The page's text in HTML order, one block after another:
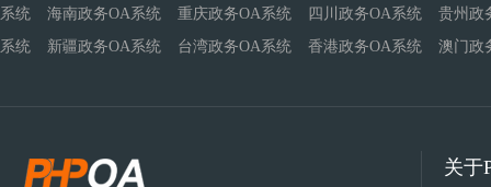
系统 海南政务OA系统 重庆政务OA系统 四川政务OA系统
贵州政
系统
新疆政务OA系统 台湾政务OA系统 香港政务OA系统 澳门政
关于